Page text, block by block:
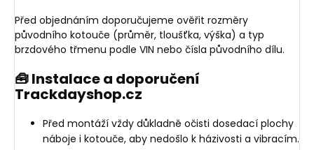
Před objednáním doporučujeme ověřit rozměry
původního kotouče (průměr, tloušťka, výška) a typ
brzdového třmenu podle VIN nebo čísla původního dílu.
🧰 Instalace a doporučení
Trackdayshop.cz
Před montáží vždy důkladně očisti dosedací plochy
náboje i kotouče, aby nedošlo k házivosti a vibracím.